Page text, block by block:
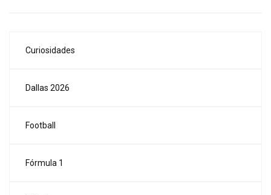
Curiosidades
Dallas 2026
Football
Fórmula 1